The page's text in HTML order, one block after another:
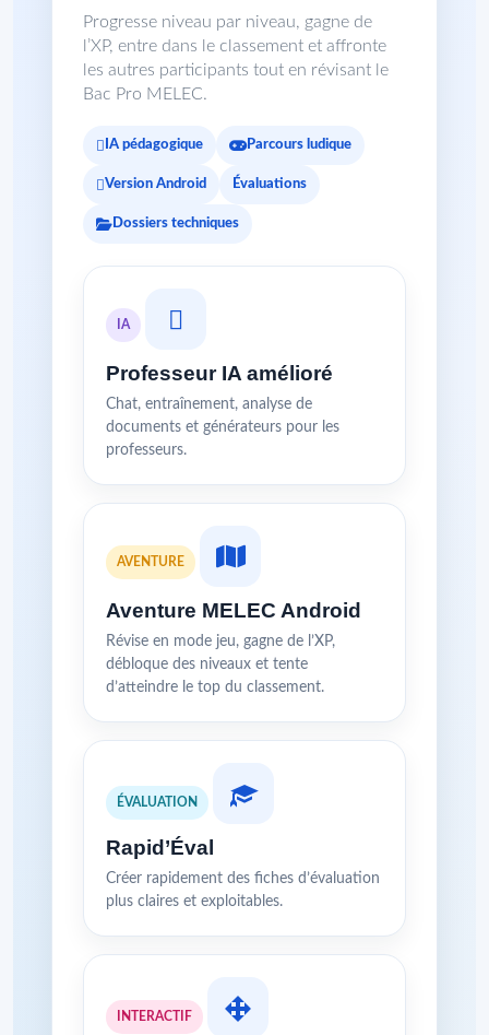
Progresse niveau par niveau, gagne de
l’XP, entre dans le classement et affronte
les autres participants tout en révisant le
Bac Pro MELEC.
IA pédagogique Parcours ludique
Version Android Évaluations
Dossiers techniques
IA
Professeur IA amélioré
Chat, entraînement, analyse de
documents et générateurs pour les
professeurs.
AVENTURE
Aventure MELEC Android
Révise en mode jeu, gagne de l’XP,
débloque des niveaux et tente
d’atteindre le top du classement.
ÉVALUATION
Rapid’Éval
Créer rapidement des fiches d’évaluation
plus claires et exploitables.
INTERACTIF